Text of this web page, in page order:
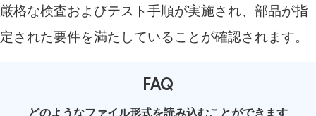
厳格な検査およびテスト手順が実施され、部品が指
定された要件を満たしていることが確認されます。
FAQ
どのようなファイル形式を読み込むことができます